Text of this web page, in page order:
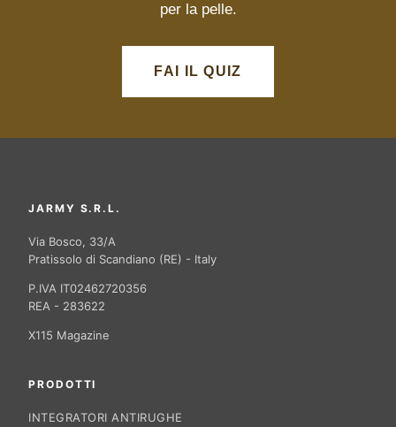
per la pelle.
FAI IL QUIZ
JARMY S.R.L.
Via Bosco, 33/A
Pratissolo di Scandiano (RE) - Italy
P.IVA IT02462720356
REA - 283622
X115 Magazine
PRODOTTI
INTEGRATORI ANTIRUGHE